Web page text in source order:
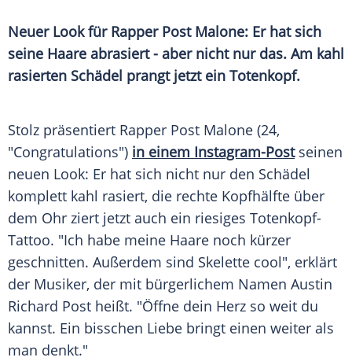
Neuer Look für Rapper PostMalone: Er hat sich
seine Haare abrasiert - aber nicht nur das. Am kahl
rasierten Schädel prangt jetzt ein Totenkopf.
Stolz präsentiert Rapper Post Malone (24,
"Congratulations") in einem Instagram-Postseinen
neuen Look: Er hat sich nicht nur den Schädel
komplett kahl rasiert, die rechte Kopfhälfte über
dem Ohr ziert jetzt auch ein riesiges Totenkopf-
Tattoo. "Ich habe meine Haare noch kürzer
geschnitten. Außerdem sind Skelette cool", erklärt
der Musiker, der mit bürgerlichem Namen Austin
Richard Post heißt. "Öffne dein Herz so weit du
kannst. Ein bisschen Liebe bringt einen weiter als
man denkt."